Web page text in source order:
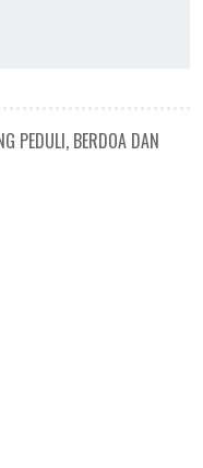
PEDULI, BERDOA DAN